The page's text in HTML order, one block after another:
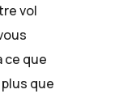
vol
ce que
que